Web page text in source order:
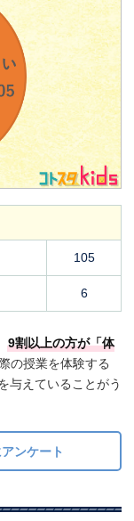
105
6
9割以上の方が「体
の授業を体験する
与えていることがう
ンケート